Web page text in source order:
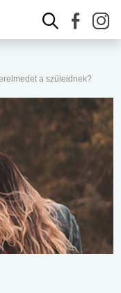
a szüleidnek?